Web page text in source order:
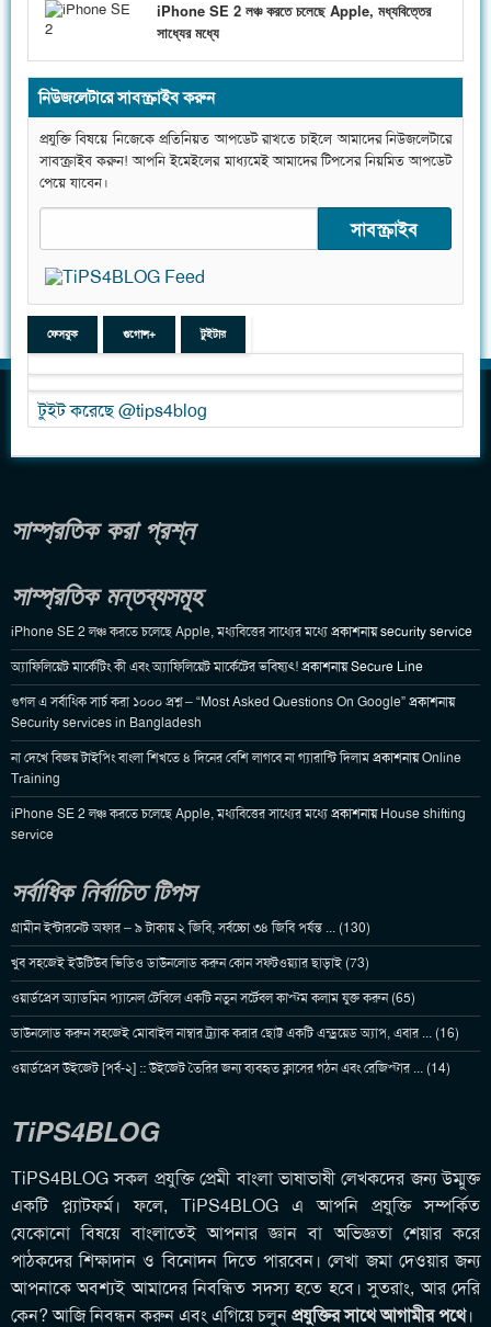
iPhone SE 2 লঞ্চ করতে চলেছে Apple, মধ্যবিত্তের
সাধ্যের মধ্যে
নিউজলেটারে সাবস্ক্রাইব করুন
প্রযুক্তি বিষয়ে নিজেকে প্রতিনিয়ত আপডেট রাখতে চাইলে আমাদের নিউজলেটারে
সাবস্ক্রাইব করুন! আপনি ইমেইলের মাধ্যমেই আমাদের টিপসের নিয়মিত আপডেট
পেয়ে যাবেন।
ফেসবুক গুগোল+ টুইটার
টুইট করেছে @tips4blog
সাম্প্রতিক করা প্রশ্ন
সাম্প্রতিক মন্তব্যসমূহ
iPhone SE 2 লঞ্চ করতে চলেছে Apple, মধ্যবিত্তের সাধ্যের মধ্যেপ্রকাশনায়security service
অ্যাফিলিয়েট মার্কেটিং কী এবং অ্যাফিলিয়েট মার্কেটের ভবিষ্যৎ!প্রকাশনায়Secure Line
গুগল এ সর্বাধিক সার্চ করা ১০০০ প্রশ্ন – “Most Asked Questions On Google”প্রকাশনায়
Security services in Bangladesh
না দেখে বিজয় টাইপিং বাংলা শিখতে ৪ দিনের বেশি লাগবে না গ্যারান্টি দিলামপ্রকাশনায়Online
Training
iPhone SE 2 লঞ্চ করতে চলেছে Apple, মধ্যবিত্তের সাধ্যের মধ্যেপ্রকাশনায়House shifting
service
সর্বাধিক নির্বাচিত টিপস
গ্রামীন ইন্টারনেট অফার – ৯ টাকায় ২ জিবি, সর্বচ্চো ৩৪ জিবি পর্যন্ত ... (130)
খুব সহজেই ইউটিউব ভিডিও ডাউনলোড করুন কোন সফটওয়্যার ছাড়াই (73)
ওয়ার্ডপ্রেস অ্যাডমিন প্যানেল টেবিলে একটি নতুন সর্টেবল কাস্টম কলাম যুক্ত করুন (65)
ডাউনলোড করুন সহজেই মোবাইল নাম্বার ট্র্যাক করার ছোট্ট একটি এন্ড্রয়েড অ্যাপ, এবার ... (16)
ওয়ার্ডপ্রেস উইজেট [পর্ব-২] :: উইজেট তৈরির জন্য ব্যবহৃত ক্লাসের গঠন এবং রেজিস্টার ... (14)
TiPS4BLOG
TiPS4BLOG সকল প্রযুক্তি প্রেমী বাংলা ভাষাভাষী লেখকদের জন্য উম্মুক্ত
একটি প্ল্যাটফর্ম। ফলে, TiPS4BLOG এ আপনি প্রযুক্তি সম্পর্কিত
যেকোনো বিষয়ে বাংলাতেই আপনার জ্ঞান বা অভিজ্ঞতা শেয়ার করে
পাঠকদের শিক্ষাদান ও বিনোদন দিতে পারবেন। লেখা জমা দেওয়ার জন্য
আপনাকে অবশ্যই আমাদের নিবন্ধিত সদস্য হতে হবে। সুতরাং, আর দেরি
কেন? আজি নিবন্ধন করুন এবং এগিয়ে চলুনপ্রযুক্তির সাথে আগামীর পথে।